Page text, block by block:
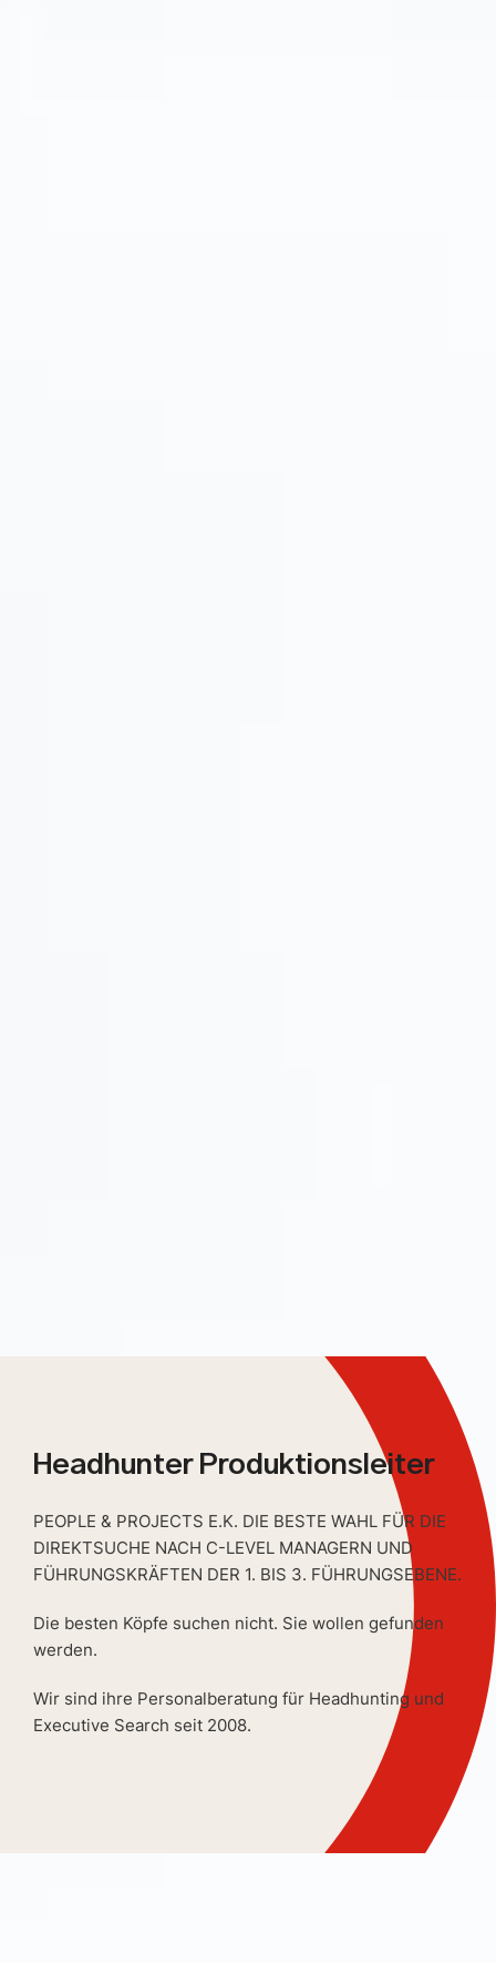
Headhunter Produktionsleiter
PEOPLE & PROJECTS E.K. DIE BESTE WAHL FÜR DIE
DIREKTSUCHE NACH C-LEVEL MANAGERN UND
FÜHRUNGSKRÄFTEN DER 1. BIS 3. FÜHRUNGSEBENE.
Die besten Köpfe suchen nicht. Sie wollen gefunden
werden.
Wir sind ihre Personalberatung für Headhunting und
Executive Search seit 2008.